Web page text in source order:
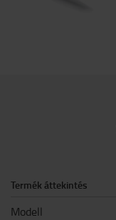
Termék áttekintés
Modell